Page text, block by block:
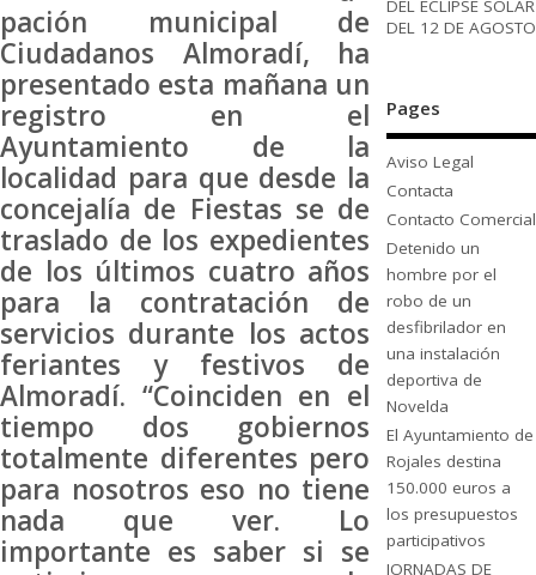
pación municipal de
Ciudadanos Almoradí, ha
presentado esta mañana un
registro en el
Ayuntamiento de la
localidad para que desde la
concejalía de Fiestas se de
traslado de los expedientes
de los últimos cuatro años
para la contratación de
servicios durante los actos
feriantes y festivos de
Almoradí. “Coinciden en el
tiempo dos gobiernos
totalmente diferentes pero
para nosotros eso no tiene
nada que ver. Lo
importante es saber si se
DEL ECLIPSE SOLAR
DEL 12 DE AGOSTO
Pages
Aviso Legal
Contacta
Contacto Comercial
Detenido un
hombre por el
robo de un
desfibrilador en
una instalación
deportiva de
Novelda
El Ayuntamiento de
Rojales destina
150.000 euros a
los presupuestos
participativos
JORNADAS DE